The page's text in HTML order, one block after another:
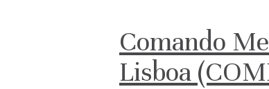
Comando
Lisboa